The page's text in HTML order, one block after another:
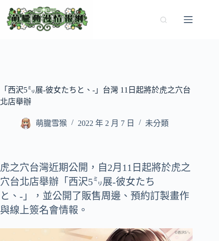
至
「西沢5㍉展-彼女たちと、-」台灣 11日起將於虎之穴台
北店舉辦
萌朧雪猴 2022 年 2 月 7 日 未分類
虎之穴台灣近期公開，自2月11日起將於虎之
穴台北店舉辦「西沢5㍉展-彼女たち
と、-」，並公開了販售周邊、預約訂製畫作
與線上簽名會情報。